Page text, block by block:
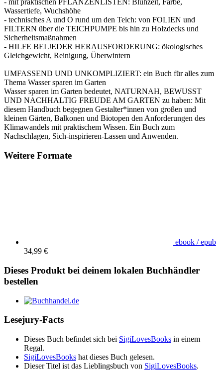
Wassertiefe, Wuchshöhe
- technisches A und O rund um den Teich: von FOLIEN und
FILTERN über die TEICHPUMPE bis hin zu Holzdecks und
Sicherheitsmaßnahmen
- HILFE BEI JEDER HERAUSFORDERUNG: ökologisches
Gleichgewicht, Reinigung, Überwintern
UMFASSEND UND UNKOMPLIZIERT: ein Buch für alles zum
Thema Wasser sparen im Garten
Wasser sparen im Garten bedeutet, NATURNAH, BEWUSST
UND NACHHALTIG FREUDE AM GARTEN zu haben: Mit
diesem Handbuch begegnen Gestalter*innen von großen und
kleinen Gärten, Balkonen und Biotopen den Anforderungen des
Klimawandels mit praktischem Wissen. Ein Buch zum
Nachschlagen, Sich-inspirieren-Lassen und Anwenden.
Weitere Formate
ebook / epub
34,99 €
Dieses Produkt bei deinem lokalen Buchhändler
bestellen
Lesejury-Facts
Dieses Buch befindet sich bei SigiLovesBooks in einem
Regal.
SigiLovesBooks hat dieses Buch gelesen.
Dieser Titel ist das Lieblingsbuch von SigiLovesBooks.